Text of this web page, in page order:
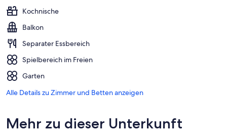
Kochnische
Balkon
Separater Essbereich
Spielbereich im Freien
Garten
Alle Details zu Zimmer und Betten anzeigen
Mehr zu dieser Unterkunft